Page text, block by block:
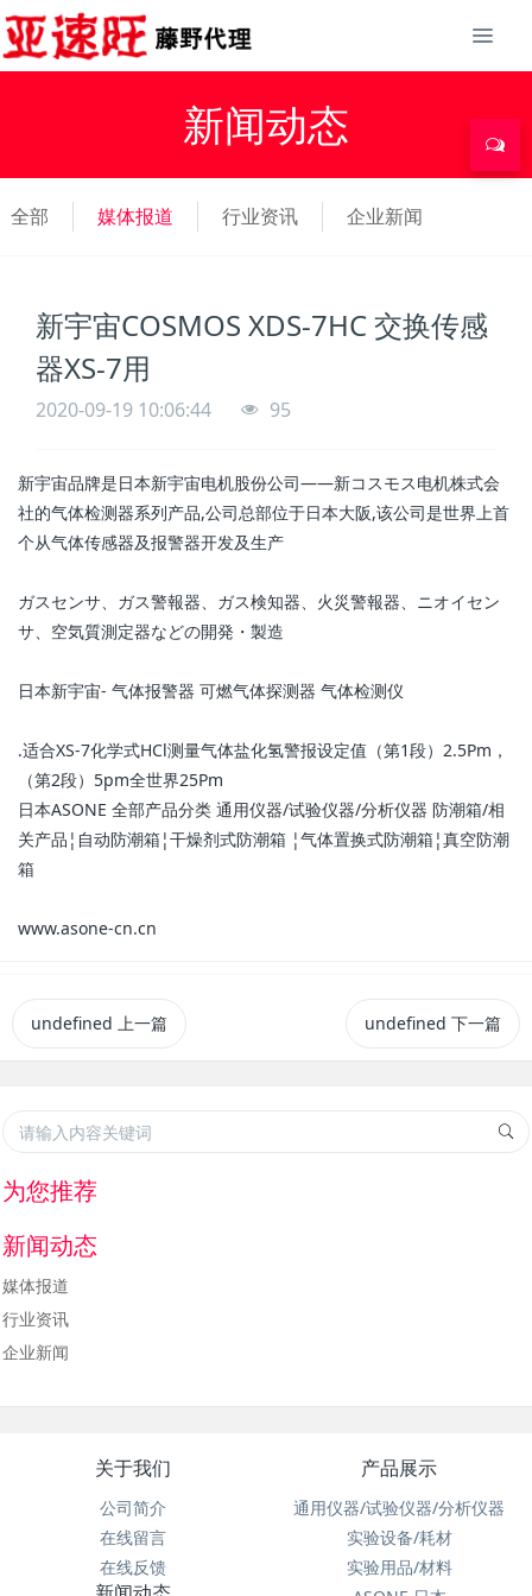
新闻动态
全部 媒体报道 行业资讯 企业新闻
新宇宙COSMOS XDS-7HC 交换传感
器XS-7用
2020-09-19 10:06:44 95
新宇宙品牌是日本新宇宙电机股份公司——新コスモス电机株式会
社的气体检测器系列产品,公司总部位于日本大阪,该公司是世界上首
个从气体传感器及报警器开发及生产
ガスセンサ、ガス警報器、ガス検知器、火災警報器、ニオイセン
サ、空気質測定器などの開発・製造
日本新宇宙- 气体报警器 可燃气体探测器 气体检测仪
.适合XS-7化学式HCl测量气体盐化氢警报设定值（第1段）2.5Pm，
（第2段）5pm全世界25Pm
日本ASONE 全部产品分类 通用仪器/试验仪器/分析仪器 防潮箱/相
关产品¦自动防潮箱¦干燥剂式防潮箱 ¦气体置换式防潮箱¦真空防潮
箱
www.asone-cn.cn
undefined 上一篇 undefined 下一篇
为您推荐
新闻动态
媒体报道
行业资讯
企业新闻
关于我们
公司简介
在线留言
在线反馈
产品展示
通用仪器/试验仪器/分析仪器
实验设备/耗材
实验用品/材料